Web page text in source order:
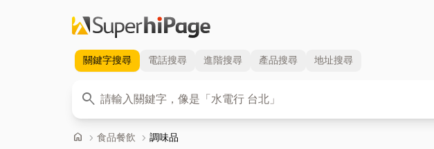
關鍵字搜尋 電話搜尋 進階搜尋 產品搜尋 地址搜尋
search
關鍵字
home 首頁
chevron_right 食品餐飲 chevron_right 調味品